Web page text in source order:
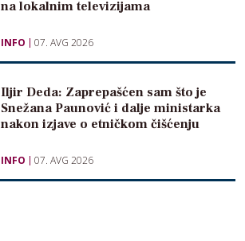
na lokalnim televizijama
INFO 07. AVG 2026
Iljir Deda: Zaprepašćen sam što je
Snežana Paunović i dalje ministarka
nakon izjave o etničkom čišćenju
INFO 07. AVG 2026